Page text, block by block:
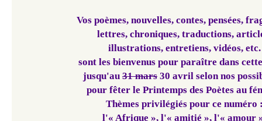
Vos poèmes, nouvelles, contes, pensées,
lettres, chroniques, traductions,
illustrations, entretiens, vidéos, etc.
sont les bienvenus pour paraître dans
jusqu'au 31 mars 30 avril selon nos
pour fêter le Printemps des Poètes au
Thèmes privilégiés pour ce numéro
l'« Afrique », l'« amitié », l'« amour